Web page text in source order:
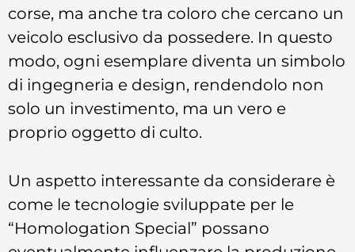
corse, ma anche tra coloro che cercano un
veicolo esclusivo da possedere. In questo
modo, ogni esemplare diventa un simbolo
di ingegneria e design, rendendolo non
solo un investimento, ma un vero e
proprio oggetto di culto.
Un aspetto interessante da considerare è
come le tecnologie sviluppate per le
“Homologation Special” possano